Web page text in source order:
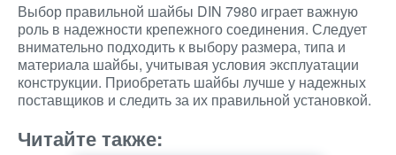
Выбор правильной шайбы DIN 7980 играет важную
роль в надежности крепежного соединения. Следует
внимательно подходить к выбору размера, типа и
материала шайбы, учитывая условия эксплуатации
конструкции. Приобретать шайбы лучше у надежных
поставщиков и следить за их правильной установкой.
Читайте также: